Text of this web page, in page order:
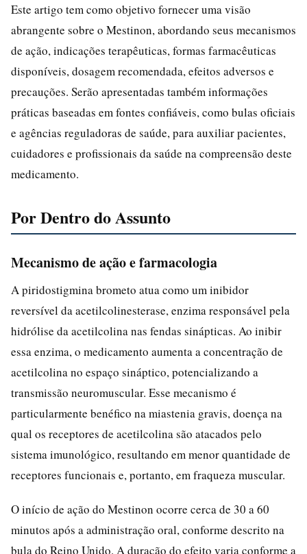
Este artigo tem como objetivo fornecer uma visão
abrangente sobre o Mestinon, abordando seus mecanismos
de ação, indicações terapêuticas, formas farmacêuticas
disponíveis, dosagem recomendada, efeitos adversos e
precauções. Serão apresentadas também informações
práticas baseadas em fontes confiáveis, como bulas oficiais
e agências reguladoras de saúde, para auxiliar pacientes,
cuidadores e profissionais da saúde na compreensão deste
medicamento.
Por Dentro do Assunto
Mecanismo de ação e farmacologia
A piridostigmina brometo atua como um inibidor
reversível da acetilcolinesterase, enzima responsável pela
hidrólise da acetilcolina nas fendas sinápticas. Ao inibir
essa enzima, o medicamento aumenta a concentração de
acetilcolina no espaço sináptico, potencializando a
transmissão neuromuscular. Esse mecanismo é
particularmente benéfico na miastenia gravis, doença na
qual os receptores de acetilcolina são atacados pelo
sistema imunológico, resultando em menor quantidade de
receptores funcionais e, portanto, em fraqueza muscular.
O início de ação do Mestinon ocorre cerca de 30 a 60
minutos após a administração oral, conforme descrito na
bula do Reino Unido. A duração do efeito varia conforme a